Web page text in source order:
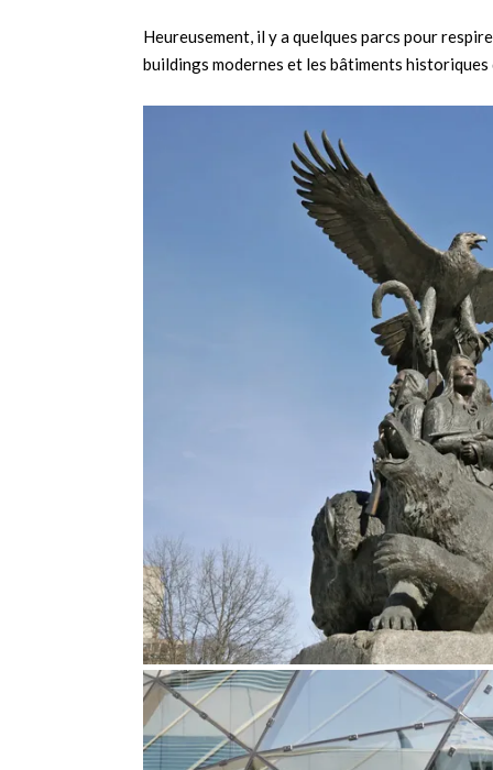
Heureusement, il y a quelques parcs pour
buildings modernes et les bâtiments historiques